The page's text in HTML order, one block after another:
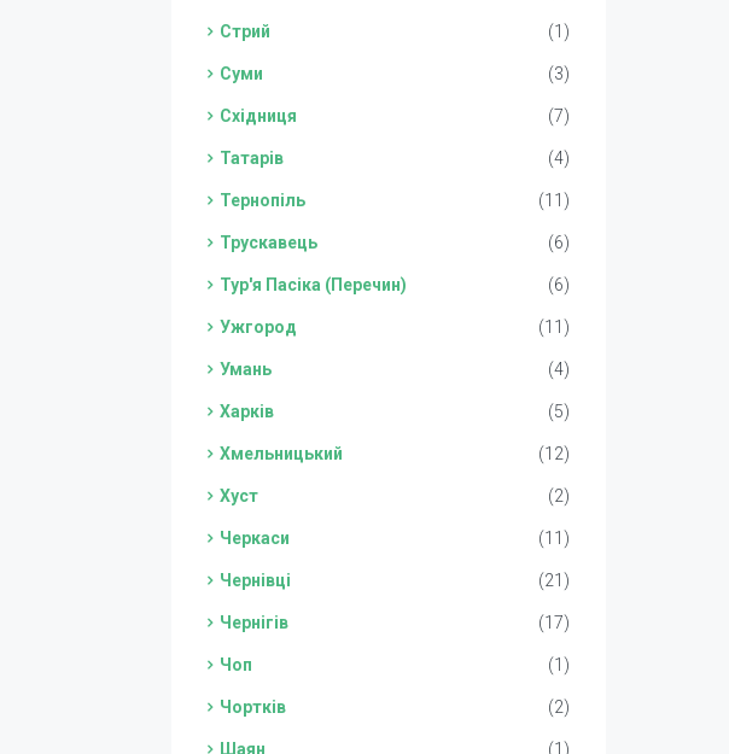
Стрий (1)
Суми (3)
Східниця (7)
Татарів (4)
Тернопіль (11)
Трускавець (6)
Тур'я Пасіка (Перечин) (6)
Ужгород (11)
Умань (4)
Харків (5)
Хмельницький (12)
Хуст (2)
Черкаси (11)
Чернівці (21)
Чернігів (17)
Чоп (1)
Чортків (2)
Шаян (1)